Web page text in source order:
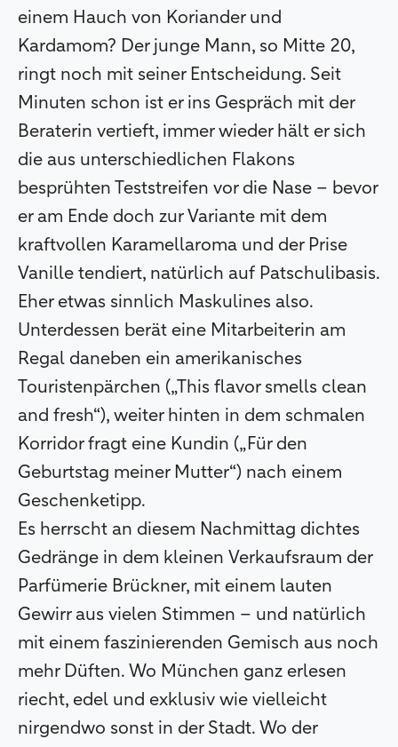
einem Hauch von Koriander und
Kardamom? Der junge Mann, so Mitte 20,
ringt noch mit seiner Entscheidung. Seit
Minuten schon ist er ins Gespräch mit der
Beraterin vertieft, immer wieder hält er sich
die aus unterschiedlichen Flakons
besprühten Teststreifen vor die Nase – bevor
er am Ende doch zur Variante mit dem
kraftvollen Karamellaroma und der Prise
Vanille tendiert, natürlich auf Patschulibasis.
Eher etwas sinnlich Maskulines also.
Unterdessen berät eine Mitarbeiterin am
Regal daneben ein amerikanisches
Touristenpärchen („This flavor smells clean
and fresh“), weiter hinten in dem schmalen
Korridor fragt eine Kundin („Für den
Geburtstag meiner Mutter“) nach einem
Geschenketipp.
Es herrscht an diesem Nachmittag dichtes
Gedränge in dem kleinen Verkaufsraum der
Parfümerie Brückner, mit einem lauten
Gewirr aus vielen Stimmen – und natürlich
mit einem faszinierenden Gemisch aus noch
mehr Düften. Wo München ganz erlesen
riecht, edel und exklusiv wie vielleicht
nirgendwo sonst in der Stadt. Wo der